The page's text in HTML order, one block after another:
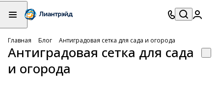
Главная Блог Антиградовая сетка для сада и огорода
Антиградовая сетка для сада
и огорода